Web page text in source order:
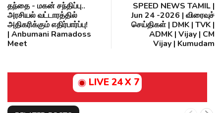
தந்தை - மகன் சந்திப்பு..
அரசியல் வட்டாரத்தில்
அதிகரிக்கும் எதிர்பார்ப்பு!
| Anbumani Ramadoss
Meet
SPEED NEWS TAMIL |
Jun 24 -2026 | விரைவுச்
செய்திகள் | DMK | TVK |
ADMK | Vijay | CM
Vijay | Kumudam
LIVE 24 X 7